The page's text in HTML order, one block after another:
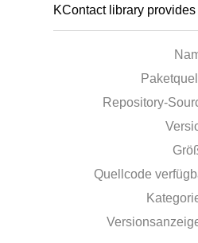
KContact library
Repository-
Quellcode